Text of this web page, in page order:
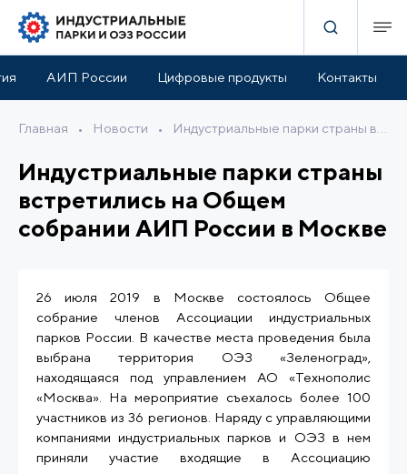
АИП России Цифровые продукты Контакты
Главная • Новости •
Индустриальные парки страны
встретились на Общем
собрании АИП России в Москве
26 июля 2019 в Москве состоялось Общее
собрание членов Ассоциации индустриальных
парков России. В качестве места проведения была
выбрана территория ОЭЗ «Зеленоград»,
находящаяся под управлением АО «Технополис
«Москва». На мероприятие съехалось более 100
участников из 36 регионов. Наряду с управляющими
компаниями индустриальных парков и ОЭЗ в нем
приняли участие входящие в Ассоциацию